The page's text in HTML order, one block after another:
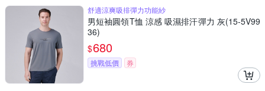
舒適涼爽吸排彈力功能紗
男短袖圓領T恤 涼感 吸濕排汗彈力 灰(15-5V99
36)
$680
挑戰低價 券